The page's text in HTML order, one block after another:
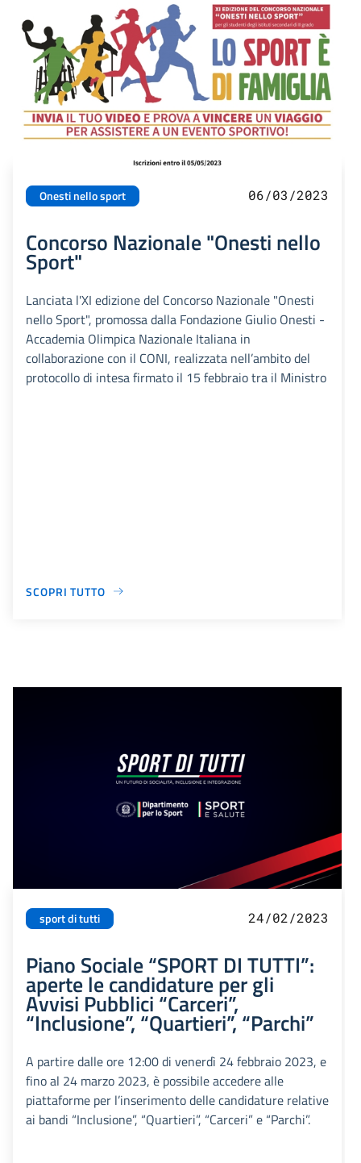
Onesti nello sport 06/03/2023
Concorso Nazionale "Onesti nello
Sport"
Lanciata l'XI edizione del Concorso Nazionale "Onesti
nello Sport", promossa dalla Fondazione Giulio Onesti -
Accademia Olimpica Nazionale Italiana in
collaborazione con il CONI, realizzata nell’ambito del
protocollo di intesa firmato il 15 febbraio tra il Ministro
SCOPRI TUTTO
sport di tutti 24/02/2023
Piano Sociale “SPORT DI TUTTI”:
aperte le candidature per gli
Avvisi Pubblici “Carceri”,
“Inclusione”, “Quartieri”, “Parchi”
A partire dalle ore 12:00 di venerdì 24 febbraio 2023, e
fino al 24 marzo 2023, è possibile accedere alle
piattaforme per l’inserimento delle candidature relative
ai bandi “Inclusione”, “Quartieri”, “Carceri” e “Parchi”.